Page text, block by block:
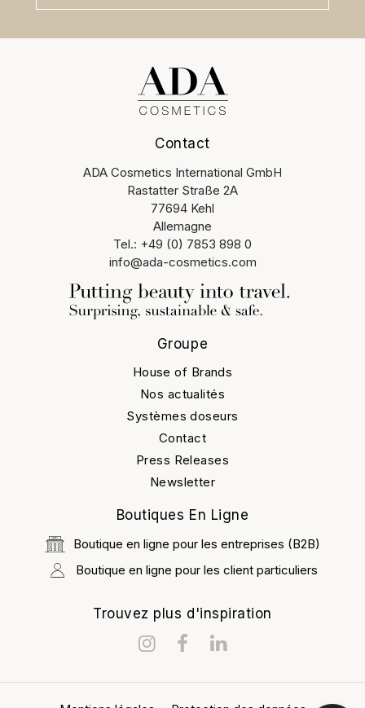
Contact
ADA Cosmetics International GmbH
Rastatter Straße 2A
77694 Kehl
Allemagne
Tel.: +49 (0) 7853 898 0
info@ada-cosmetics.com
Groupe
House of Brands
Nos actualités
Systèmes doseurs
Contact
Press Releases
Newsletter
Boutiques En Ligne
Boutique en ligne pour les entreprises (B2B)
Boutique en ligne pour les client particuliers
Trouvez plus d'inspiration